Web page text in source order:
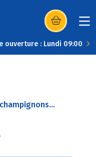
(s’ouvre dans
ouverture : Lundi 09:00